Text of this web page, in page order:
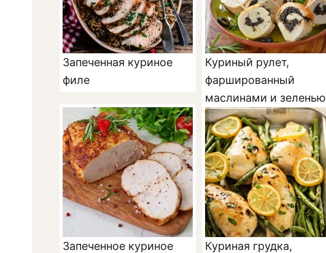
Запеченная куриное
филе
Куриный рулет,
фаршированный
маслинами и зеленью
Запеченное куриное
Куриная грудка,